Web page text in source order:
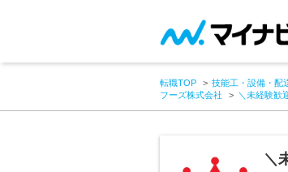
転職TOP 技能工・設備・配
フーズ株式会社
＼未経験歓
＼